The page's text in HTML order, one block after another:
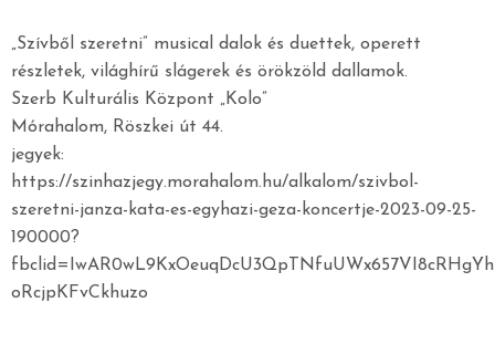
„Szívből szeretni” musical dalok és duettek, operett
részletek, világhírű slágerek és örökzöld dallamok.
Szerb Kulturális Központ „Kolo”
Mórahalom, Röszkei út 44.
jegyek:
https://szinhazjegy.morahalom.hu/alkalom/szivbol-
szeretni-janza-kata-es-egyhazi-geza-koncertje-2023-09-25-
190000?
oRcjpKFvCkhuzo